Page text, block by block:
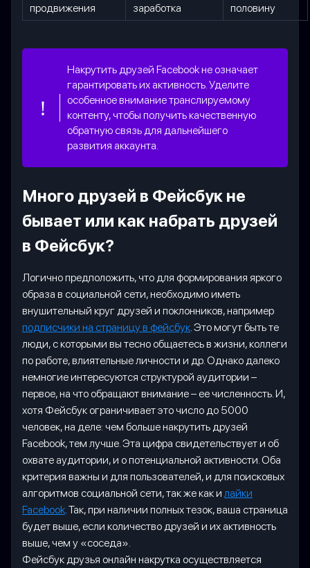
продвижения
заработка
половину
Накрутить друзей Facebook не означает
гарантировать их активность. Уделите
особенное внимание транслируемому
контенту, чтобы получить качественную
обратную связь для дальнейшего
развития аккаунта.
Много друзей в Фейсбук не
бывает или как набрать друзей
в Фейсбук?
Логично предположить, что для формирования яркого
образа в социальной сети, необходимо иметь
внушительный круг друзей и поклонников, например
подписчики на страницу в фейсбук . Это могут быть те
люди, с которыми вы тесно общаетесь в жизни, коллеги
по работе, влиятельные личности и др. Однако далеко
немногие интересуются структурой аудитории –
первое, на что обращают внимание – ее численность. И,
хотя Фейсбук ограничивает это число до 5000
человек, на деле: чем больше накрутить друзей
Facebook, тем лучше. Эта цифра свидетельствует и об
охвате аудитории, и о потенциальной активности. Оба
критерия важны и для пользователей, и для поисковых
алгоритмов социальной сети, так же как и лайки
Facebook . Так, при наличии полных тезок, ваша страница
будет выше, если количество друзей и их активность
выше, чем у «соседа».
Фейсбук друзья онлайн накрутка осуществляется